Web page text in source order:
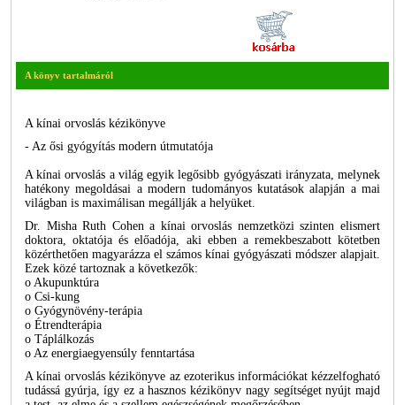
A könyv tartalmáról
A kínai orvoslás kézikönyve
- Az ősi gyógyítás modern útmutatója
A kínai orvoslás a világ egyik legősibb gyógyászati irányzata, melynek
hatékony megoldásai a modern tudományos kutatások alapján a mai
világban is maximálisan megállják a helyüket.
Dr. Misha Ruth Cohen a kínai orvoslás nemzetközi szinten elismert
doktora, oktatója és előadója, aki ebben a remekbeszabott kötetben
közérthetően magyarázza el számos kínai gyógyászati módszer alapjait.
Ezek közé tartoznak a következők:
o Akupunktúra
o Csi-kung
o Gyógynövény-terápia
o Étrendterápia
o Táplálkozás
o Az energiaegyensúly fenntartása
A kínai orvoslás kézikönyve az ezoterikus információkat kézzelfogható
tudássá gyúrja, így ez a hasznos kézikönyv nagy segítséget nyújt majd